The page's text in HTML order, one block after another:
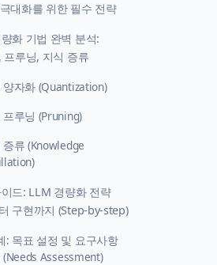
대화를 위한 필수 전략
화 기법 완벽 분석:
프루닝, 지식 증류
양자화 (Quantization)
프루닝 (Pruning)
증류 (Knowledge
드: LLM 경량화 전략
구현까지 (Step-by-step)
: 목표 설정 및 요구사항
(Needs Assessment)